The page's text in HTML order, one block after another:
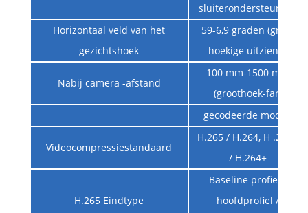
sluiterondersteuning
Horizontaal veld van het
gezichtshoek
59-6,9 graden (groot
hoekige uitziend)
Nabij camera -afstand
100 mm-1500 mm
(groothoek-far)
gecodeerde modus
Videocompressiestandaard
H.265 / H.264, H .265+
/ H.264+
H.265 Eindtype
Baseline profiel /
hoofdprofiel /